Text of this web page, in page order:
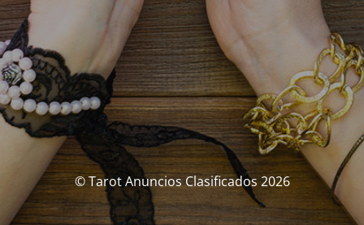
© Tarot Anuncios Clasificados 2026